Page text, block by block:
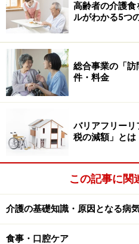
では、実際に食事で
いる？
さて、食事の動作ではどの
か、【図2】を元にしながら
【図2】私たちは食事をする際
す。どのタイミングでどの五感
う」「食べられる」と認識
手で料理を口に運びます、
高齢者の介護
ルがわかる5つ
総合事業の「
件・料金
バリアフリー
税の減額」とは
この記事に関
介護の基礎知識・原因となる病
食事・口腔ケア